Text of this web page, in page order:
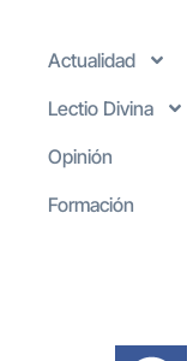
Actualidad
Lectio Divina
Opinión
Formación